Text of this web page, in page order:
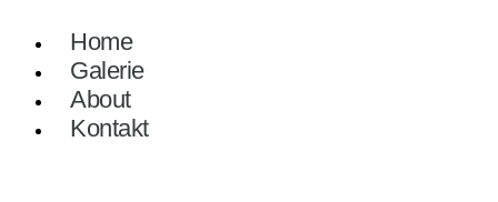
Home
Galerie
About
Kontakt